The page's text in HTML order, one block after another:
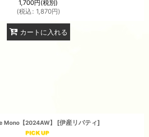
1,700円(税別)
(税込: 1,870円)
カートに入れる
Mono【2024AW】 [伊産リバティ]